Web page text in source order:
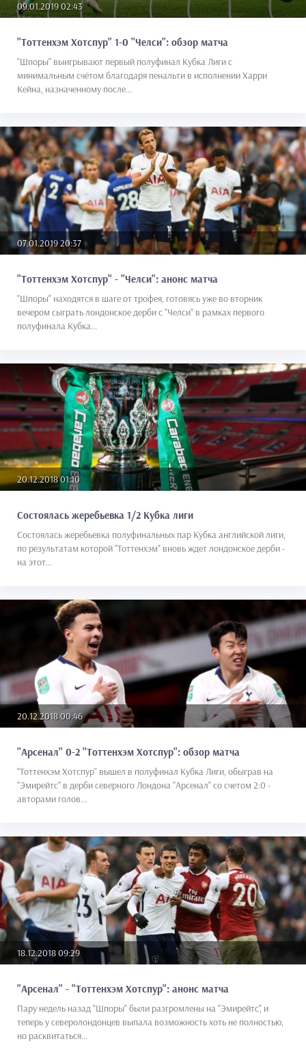
09.01.2019 02:43
"Тоттенхэм Хотспур" 1-0 "Челси": обзор матча
"Шпоры" выигрывают первый полуфинал Кубка Лиги с
минимальным счётом благодаря пенальти в исполнении Харри
Кейна, назначенному после...
07.01.2019 20:37
"Тоттенхэм Хотспур" - "Челси": анонс матча
"Шпоры" находятся в шаге от трофея, готовясь уже во вторник
вечером сыграть лондонское дерби с "Челси" в рамках первого
полуфинала Кубка...
20.12.2018 01:10
Состоялась жеребьевка 1/2 Кубка лиги
Состоялась жеребьевка полуфинальных пар Кубка английской лиги,
по результатам которой "Тоттенхэм" вновь ждет лондонское дерби -
на этот...
20.12.2018 00:46
"Арсенал" 0-2 "Тоттенхэм Хотспур": обзор матча
"Тоттенхэм Хотспур" вышел в полуфинал Кубка Лиги, обыграв на
"Эмирейтс" в дерби северного Лондона "Арсенал" со счетом 2:0 -
авторами голов...
18.12.2018 09:29
"Арсенал" - "Тоттенхэм Хотспур": анонс матча
Пару недель назад "Шпоры" были разгромлены на "Эмирейтс", и
теперь у северолондонцев выпала возможность хоть не полностью,
но расквитаться...